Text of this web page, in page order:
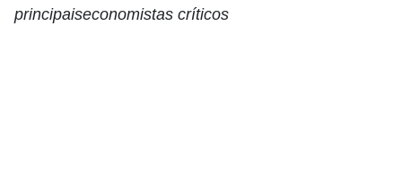
principaiseconomistas críticos